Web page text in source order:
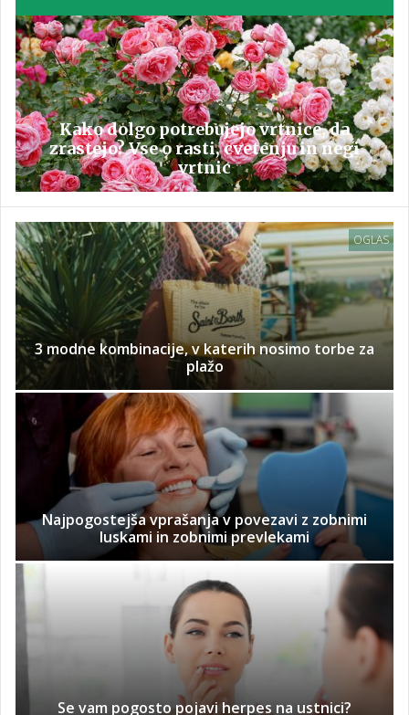
Kako dolgo potrebujejo vrtnice, da
zrastejo? Vse o rasti, cvetenju in negi
vrtnic
OGLAS
3 modne kombinacije, v katerih nosimo torbe za
plažo
Najpogostejša vprašanja v povezavi z zobnimi
luskami in zobnimi prevlekami
Se vam pogosto pojavi herpes na ustnici?